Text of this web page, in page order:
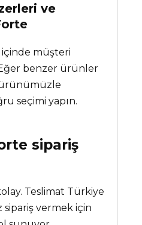
ve
müşteri
benzer ürünler
ürünümüzle
seçimi yapın.
sipariş
Teslimat Türkiye
sipariş vermek için